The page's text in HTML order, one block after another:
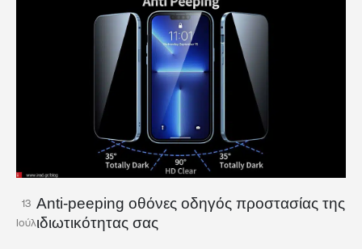
13
Ιούλ
Anti-peeping οθόνες οδηγός προστασίας της
ιδιωτικότητας σας